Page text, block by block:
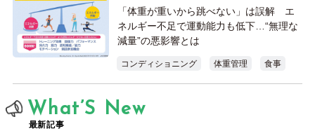
「体重が重いから跳べない」は誤解 エ
ネルギー不足で運動能力も低下…“無理な
減量”の悪影響とは
コンディショニング 体重管理 食事
What’S New
最新記事